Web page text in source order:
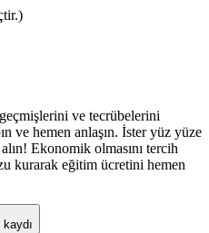
ve tecrübelerini
ve hemen anlaşın. İster yüz yüze
Ekonomik olmasını tercih
kurarak eğitim ücretini hemen